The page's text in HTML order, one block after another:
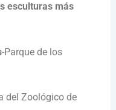
esculturas más
-Parque de los
del Zoológico de